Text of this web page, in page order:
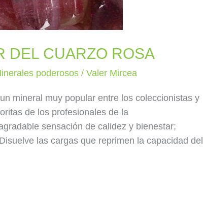
DEL CUARZO ROSA
poderosos /Valer Mircea
mineral muy popular entre los coleccionistas y
de los profesionales de la
sensación de calidez y bienestar;
las cargas que reprimen la capacidad del